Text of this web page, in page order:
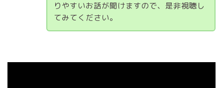
りやすいお話が聞けますので、是非視聴し
てみてください。